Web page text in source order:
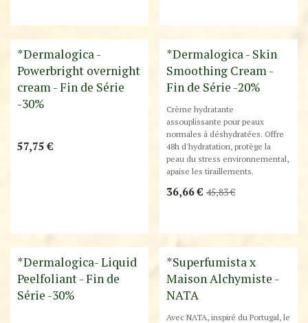
Destockage
*Dermalogica -
Powerbright overnight
cream - Fin de Série
-30%
57,75 €
Destockage
*Dermalogica - Skin
Smoothing Cream -
Fin de Série -20%
Crème hydratante
assouplissante pour peaux
normales à déshydratées. Offre
48h d'hydratation, protège la
peau du stress environnemental,
apaise les tiraillements.
36,66€ 45,83€
Destockage
*Dermalogica- Liquid
Peelfoliant - Fin de
Série -30%
Exclusivité
*Superfumista x
Maison Alchymiste -
NATA
Avec NATA, inspiré du Portugal, le